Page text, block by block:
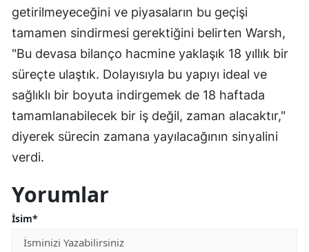
getirilmeyeceğini ve piyasaların bu geçişi
tamamen sindirmesi gerektiğini belirten Warsh,
"Bu devasa bilanço hacmine yaklaşık 18 yıllık bir
süreçte ulaştık. Dolayısıyla bu yapıyı ideal ve
sağlıklı bir boyuta indirgemek de 18 haftada
tamamlanabilecek bir iş değil, zaman alacaktır,"
diyerek sürecin zamana yayılacağının sinyalini
verdi.
Yorumlar
İsim*